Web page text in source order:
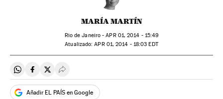
MARÍA MARTÍN
Rio de Janeiro -APR01, 2014 - 15:49
atualizado: APR01, 2014 - 18:03 EDT
Compartir en Whatsapp
Compartir en Facebook
Compartir en Twitter
Desplegar Redes Sociales
Añadir EL PAÍS en Google